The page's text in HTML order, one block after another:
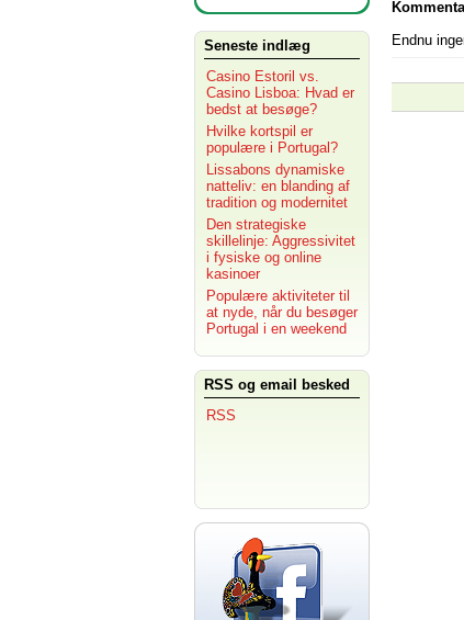
Seneste indlæg
Casino Estoril vs.
Casino Lisboa: Hvad er
bedst at besøge?
Hvilke kortspil er
populære i Portugal?
Lissabons dynamiske
natteliv: en blanding af
tradition og modernitet
Den strategiske
skillelinje: Aggressivitet
i fysiske og online
kasinoer
Populære aktiviteter til
at nyde, når du besøger
Portugal i en weekend
RSS og email besked
RSS
Endnu